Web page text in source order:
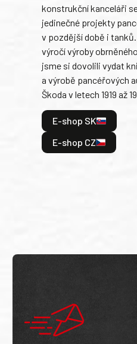
konstrukční kanceláři
jedinečné projekty
v pozdější době i
výročí výroby
jsme si dovolili vydat
a výrobě pancéřových
Škoda v letech 1919 až
E-shop SK
E-shop CZ